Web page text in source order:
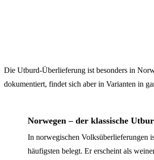
Die Utburd-Überlieferung ist besonders in
dokumentiert, findet sich aber in Varianten in
Norwegen – der klassische
In norwegischen Volksüberlieferungen
häufigsten belegt. Er erscheint als